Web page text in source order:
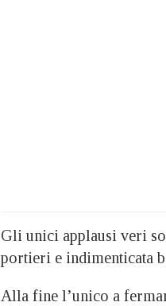
Gli unici applausi veri
portieri e indimenticata
Alla fine l’unico a